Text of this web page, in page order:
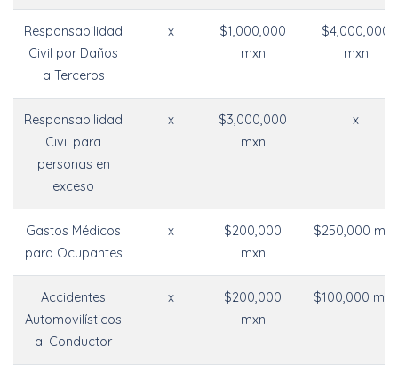
Responsabilidad
Civil por Daños
a Terceros
x
$1,000,000
mxn
$4,000,000
mxn
Responsabilidad
Civil para
personas en
exceso
x
$3,000,000
mxn
x
Gastos Médicos
para Ocupantes
x
$200,000
mxn
$250,000 mxn
Accidentes
Automovilísticos
al Conductor
x
$200,000
mxn
$100,000 mxn